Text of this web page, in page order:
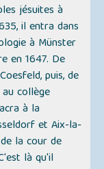
jésuites à
il entra dans
à Münster
en 1647. De
puis, de
collège
à la
et Aix-la-
la cour de
là qu'il